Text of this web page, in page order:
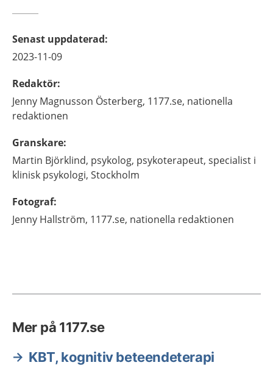
Senast uppdaterad:
2023-11-09
Redaktör:
Jenny Magnusson Österberg, 1177.se, nationella
redaktionen
Granskare:
Martin Björklind, psykolog, psykoterapeut, specialist i
klinisk psykologi, Stockholm
Fotograf:
Jenny Hallström, 1177.se, nationella redaktionen
Mer på 1177.se
KBT, kognitiv beteendeterapi